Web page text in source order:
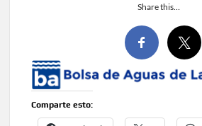
Share this…
Comparte esto: